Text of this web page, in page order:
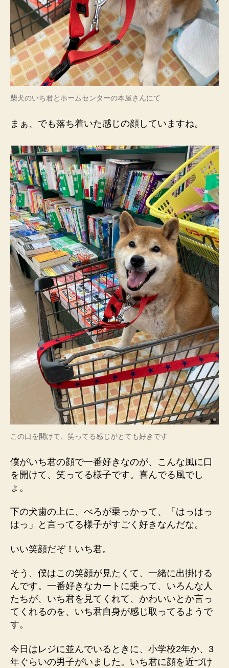
柴犬のいち君とホームセンターの本屋さんにて
まぁ、でも落ち着いた感じの顔していますね。
この口を開けて、笑ってる感じがとても好きです
僕がいち君の顔で一番好きなのが、こんな風に口
を開けて、笑ってる様子です。喜んでる風でし
ょ。
下の犬歯の上に、べろが乗っかって、「はっはっ
はっ」と言ってる様子がすごく好きなんだな。
いい笑顔だぞ！いち君。
そう、僕はこの笑顔が見たくて、一緒に出掛ける
んです。一番好きなカートに乗って、いろんな人
たちが、いち君を見てくれて、かわいいとか言っ
てくれるのを、いち君自身が感じ取ってるようで
す。
今日はレジに並んでいるときに、小学校2年か、3
年ぐらいの男子がいました。いち君に顔を近づけ